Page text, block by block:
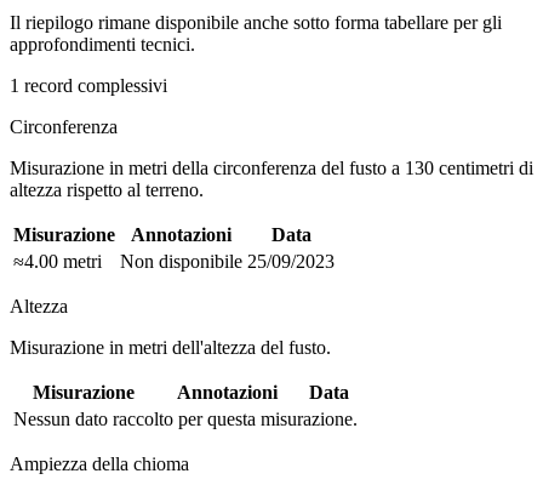
Il riepilogo rimane disponibile anche sotto forma tabellare per gli
approfondimenti tecnici.
1 record complessivi
Circonferenza
Misurazione in metri della circonferenza del fusto a 130 centimetri di
altezza rispetto al terreno.
Misurazione Annotazioni
Data
≈4.00 metri
Non disponibile 25/09/2023
Altezza
Misurazione in metri dell'altezza del fusto.
Misurazione Annotazioni
Data
Nessun dato raccolto per questa misurazione.
Ampiezza della chioma